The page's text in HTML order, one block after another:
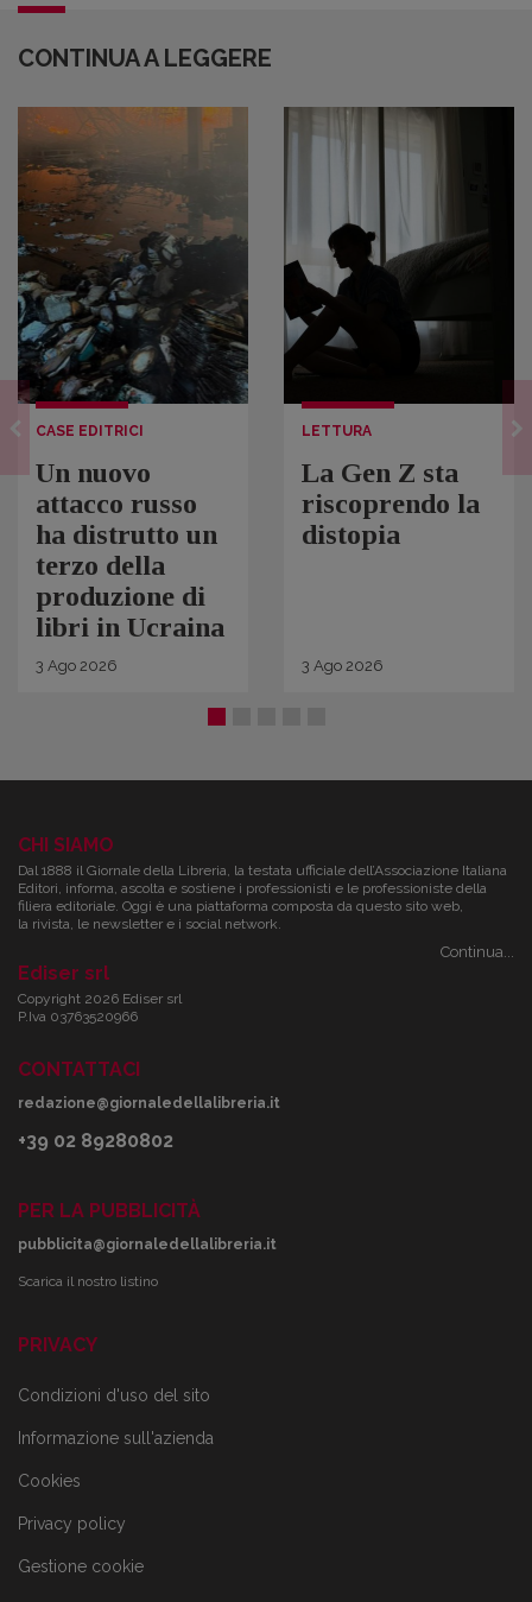
CONTINUA A LEGGERE
CASE EDITRICI
Un nuovo
attacco russo
ha distrutto un
terzo della
produzione di
libri in Ucraina
3 Ago 2026
LETTURA
La Gen Z sta
riscoprendo la
distopia
3 Ago 2026
CHI SIAMO
Dal 1888 il Giornale della Libreria, la testata ufficiale dell’Associazione Italiana
Editori, informa, ascolta e sostiene i professionisti e le professioniste della
filiera editoriale. Oggi è una piattaforma composta da questo sito web,
la rivista, le newsletter e i social network.
Continua...
Ediser srl
Copyright 2026 Ediser srl
P.Iva 03763520966
CONTATTACI
redazione@giornaledellalibreria.it
+39 02 89280802
PER LA PUBBLICITÀ
pubblicita@giornaledellalibreria.it
Scarica il nostro listino
PRIVACY
Condizioni d'uso del sito
Informazione sull'azienda
Cookies
Privacy policy
Gestione cookie